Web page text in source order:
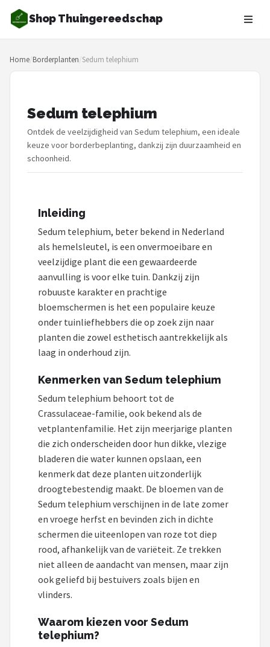
Shop Thuingereedschap
Zoeken
NAVIGATIE
Merken
Blog
Borderplanten
Hogedrukreinigers
Grastrimmers
Onkruidbranders
Shop
POPULAIRE MERKEN
GARDENA
Talen Tools
Husqvarna
Bosch
WORX
Einhell
Makita
Fiskars
Home/Borderplanten/Sedum telephium
Sedum telephium
Ontdek de veelzijdigheid van Sedum telephium, een ideale
keuze voor borderbeplanting, dankzij zijn duurzaamheid en
schoonheid.
Inleiding
Sedum telephium, beter bekend in Nederland
als hemelsleutel, is een onvermoeibare en
veelzijdige plant die een gewaardeerde
aanvulling is voor elke tuin. Dankzij zijn
robuuste karakter en prachtige
bloemschermen is het een populaire keuze
onder tuinliefhebbers die op zoek zijn naar
planten die zowel esthetisch aantrekkelijk als
laag in onderhoud zijn.
Kenmerken van Sedum telephium
Sedum telephium behoort tot de
Crassulaceae-familie, ook bekend als de
vetplantenfamilie. Het zijn meerjarige planten
die zich onderscheiden door hun dikke, vlezige
bladeren die water kunnen opslaan, een
kenmerk dat deze planten uitzonderlijk
droogtebestendig maakt. De bloemen van de
Sedum telephium verschijnen in de late zomer
en vroege herfst en bevinden zich in dichte
schermen die uiteenlopen van roze tot diep
rood, afhankelijk van de variëteit. Ze trekken
niet alleen de aandacht van mensen, maar zijn
ook geliefd bij bestuivers zoals bijen en
vlinders.
Waarom kiezen voor Sedum
telephium?